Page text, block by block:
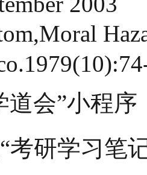
道会”小程序
考研学习笔